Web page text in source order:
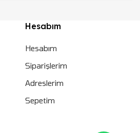
Mekanizması (Tekerleksiz)
Hesabım
Hesabım
Siparişlerim
Adreslerim
Sepetim